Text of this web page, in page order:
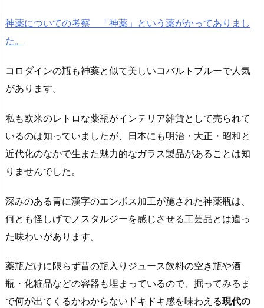
神薬についての考察 「神薬」という薬がかってありまし
た。
コロダインの瓶も神薬と似て美しいコバルトブルーで人気
があります。
私も欧米のレトロな薬瓶がインテリア雑貨として売られて
いるのは知っていましたが、日本にも明治・大正・昭和と
近代化のなかで生また魅力的なガラス製品があることは知
りませんでした。
深みのある青に漢字のエンボス加工が施された神薬瓶は、
何とも怪しげでノスタルジーを感じさせる工芸品とは違っ
た味わいがあります。
薬瓶だけに限らず昔の瓶入りジュース飲料の空き瓶や酒
瓶・化粧品などの容器も埋まっているので、掘ってみるま
で何が出てくるかわからないドキドキ感を味わえる現代の